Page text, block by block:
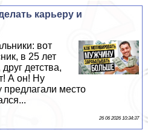
карьеру и
вот
в 25 лет
детства,
А он! Ну
предлагали место
26 06 2026 10:34:37